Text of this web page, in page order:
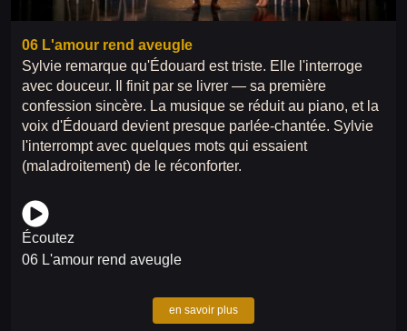
06 L'amour rend aveugle
Sylvie remarque qu'Édouard est triste. Elle l'interroge
avec douceur. Il finit par se livrer — sa première
confession sincère. La musique se réduit au piano, et la
voix d'Édouard devient presque parlée-chantée. Sylvie
l'interrompt avec quelques mots qui essaient
(maladroitement) de le réconforter.
Écoutez
06 L'amour rend aveugle
en savoir plus